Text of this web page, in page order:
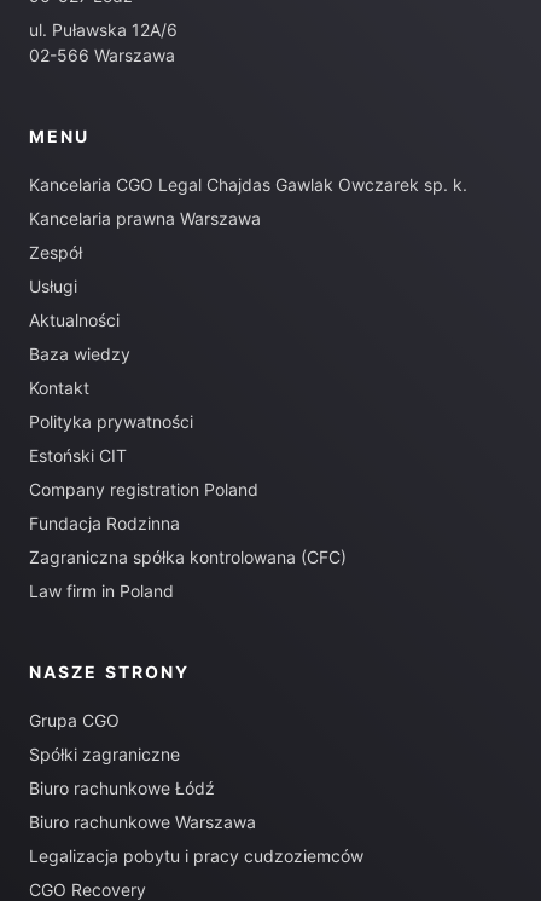
ul. Puławska 12A/6
02-566 Warszawa
MENU
Kancelaria CGO Legal Chajdas Gawlak Owczarek sp. k.
Kancelaria prawna Warszawa
Zespół
Usługi
Aktualności
Baza wiedzy
Kontakt
Polityka prywatności
Estoński CIT
Company registration Poland
Fundacja Rodzinna
Zagraniczna spółka kontrolowana (CFC)
Law firm in Poland
NASZE STRONY
Grupa CGO
Spółki zagraniczne
Biuro rachunkowe Łódź
Biuro rachunkowe Warszawa
Legalizacja pobytu i pracy cudzoziemców
CGO Recovery